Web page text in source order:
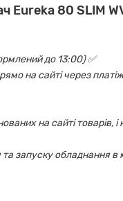
Eureka 80 SLIM
до 13:00) ✅
на сайті через
на сайті товарів,
запуску обладнання в